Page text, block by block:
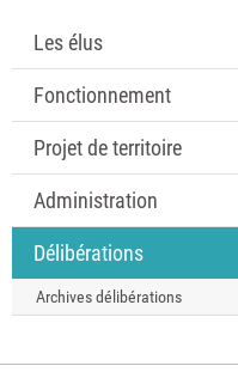
Les élus
Fonctionnement
Projet de territoire
Administration
Délibérations
Archives délibérations